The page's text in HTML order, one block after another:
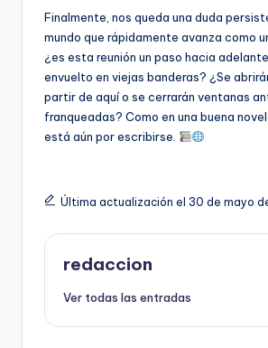
Finalmente, nos queda una duda
mundo que rápidamente avanza como
¿es esta reunión un paso hacia
envuelto en viejas banderas? ¿Se
partir de aquí o se cerrarán ventanas
franqueadas? Como en una buena
está aún por escribirse.
Última actualización el 30 de mayo
redaccion
Ver todas las entradas